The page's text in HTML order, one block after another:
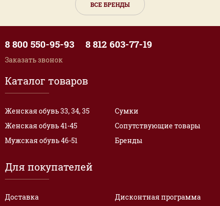
ВСЕ БРЕНДЫ
Каталог товаров
Женская обувь 33, 34, 35
Женская обувь 41-45
Мужская обувь 46-51
Сумки
Сопутствующие товары
Бренды
Для покупателей
Доставка
Дисконтная программа
8 800 550-95-93 8 812 603-77-19
Заказать звонок